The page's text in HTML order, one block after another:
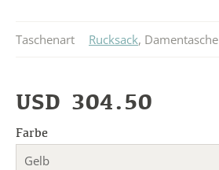
Taschenart Rucksack, Damentasche
USD 304.50
Farbe
Gelb